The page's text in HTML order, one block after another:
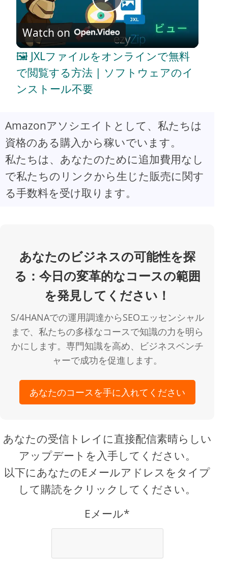
P
l
a
V
i
d
o
Watch on
🖼️ JXLファイルをオンラインで無料
で閲覧する方法 | ソフトウェアのイ
ンストール不要
Amazonアソシエイトとして、私たちは
資格のある購入から稼いでいます。
私たちは、あなたのために追加費用なし
で私たちのリンクから生じた販売に関す
る手数料を受け取ります。
あなたのビジネスの可能性を探
る：今日の変革的なコースの範囲
を発見してください！
S/4HANAでの運用調達からSEOエッセンシャル
まで、私たちの多様なコースで知識の力を明ら
かにします。専門知識を高め、ビジネスベンチ
ャーで成功を促進します。
あなたのコースを手に入れてください
あなたの受信トレイに直接配信素晴らしい
アップデートを入手してください。
以下にあなたのEメールアドレスをタイプ
して購読をクリックしてください。
Eメール*